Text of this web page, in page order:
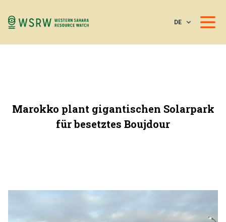
DE
Marokko plant gigantischen Solarpark
für besetztes Boujdour